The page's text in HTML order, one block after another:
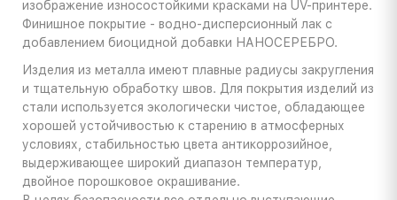
изображение износостойкими красками на UV-принтере.
Финишное покрытие - водно-дисперсионный лак с
добавлением биоцидной добавки НАНОСЕРЕБРО.
Изделия из металла имеют плавные радиусы закругления
и тщательную обработку швов. Для покрытия изделий из
стали используется экологически чистое, обладающее
хорошей устойчивостью к старению в атмосферных
условиях, стабильностью цвета антикоррозийное,
выдерживающее широкий диапазон температур,
двойное порошковое окрашивание.